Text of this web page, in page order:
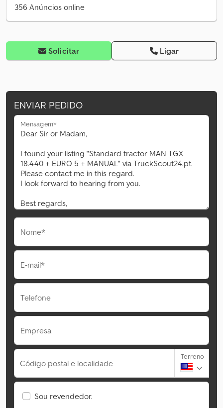
356 Anúncios online
Solicitar Ligar
ENVIAR PEDIDO
Mensagem*
Nome*
E-mail*
Telefone
Empresa
Código postal e localidade
Terreno
Sou revendedor.